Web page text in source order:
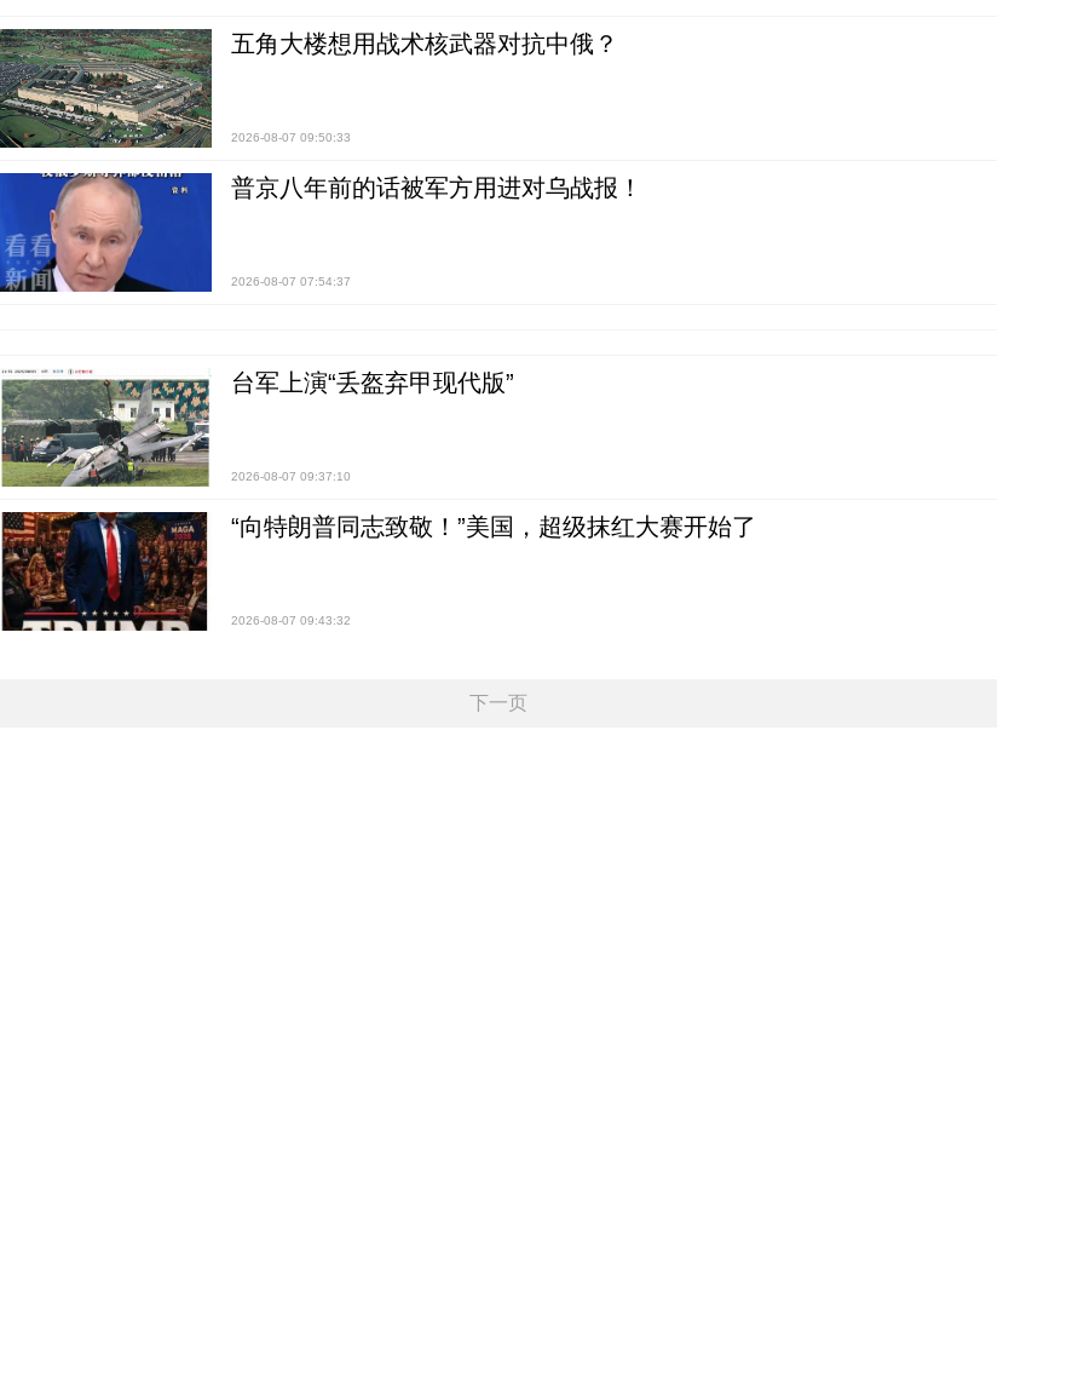
五角大楼想用战术核武器对抗中俄？
2026-08-07 09:50:33
普京八年前的话被军方用进对乌战报！
2026-08-07 07:54:37
台军上演“丢盔弃甲现代版”
2026-08-07 09:37:10
“向特朗普同志致敬！”美国，超级抹红大赛开始了
2026-08-07 09:43:32
下一页